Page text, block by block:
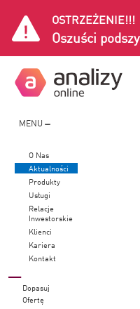
OSTRZEŻENIE!!!
Oszuści
MENU
O Nas
Aktualności
Produkty
Usługi
Relacje
Inwestorskie
Klienci
Kariera
Kontakt
Dopasuj
Ofertę